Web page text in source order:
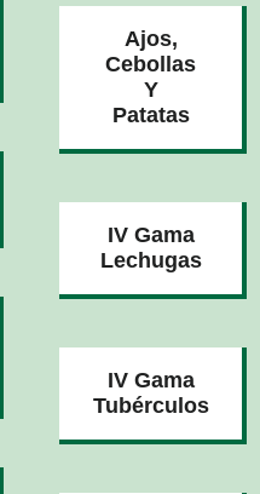
Ajos,
Cebollas
Y
Patatas
IV Gama
Lechugas
IV Gama
Tubérculos